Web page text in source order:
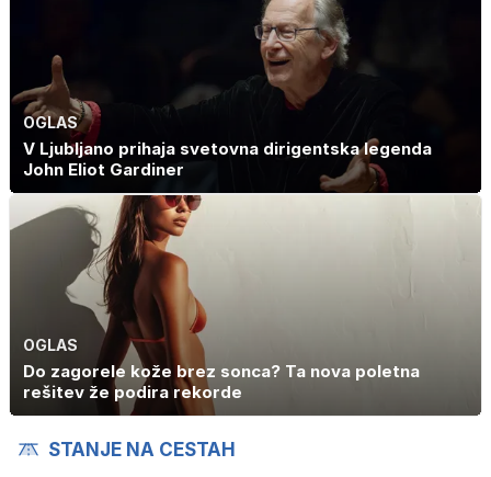
OGLAS
V Ljubljano prihaja svetovna dirigentska legenda
John Eliot Gardiner
OGLAS
Do zagorele kože brez sonca? Ta nova poletna
rešitev že podira rekorde
STANJE NA CESTAH